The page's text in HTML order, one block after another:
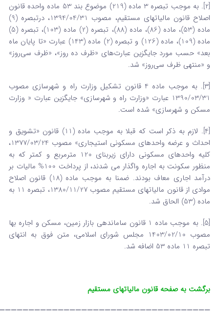
[2]. به موجب تبصره 3 ماده (219) موضوع بند 53 ماده واحده قانون
اصلاح قانون مالیات­های مستقیم، مصوب 1394/04/31، درتبصره (9)
ماده (53)، ماده (86)، ماده (88)، تبصره (2) ماده (103)، تبصره (5)
ماده (109)، ماده (126) و تبصره (2) ماده (143) عبارت «تا پایان ماه
بعد» حسب مورد جایگزین عبارت‌های «ظرف ده ‌روز»، «ظرف سی‌روز»
و «منتهی ظرف سی‌روز» شد.
[3]. به موجب ماده 4 قانون تشکیل وزارت راه و شهرسازی مصوب
1390/03/31 عبارت «وزارت راه و شهرسازی» جایگزین عبارت « وزارت
مسکن و شهرسازی» شده است.
[4]. لازم به ذکر است که قبلا به موجب ماده (11) قانون «تشویق و
احداث و عرضه واحدهای مسکونی استیجاری» مصوب 1377/03/24،
کلیه واحدهای مسکونی دارای زیربنای 120 مترمربع و کمتر که به
منظور سکونت به اجاره واگذار می ­شدند، از پرداخت 100% مالیات بر
درآمد اجاری معاف بودند. ضمنا به موجب ماده (18) قانون اصلاح
موادی از قانون مالیاتهای مستقیم مصوب 1380/11/27، تبصره 11 به
ماده (53) الحاق شد.
[5]. به موجب ماده 1 قانون ساماندهی بازار زمین، مسکن و اجاره بها
مصوب 1403/02/10 مجلس شورای اسلامی، متن فوق به انتهای
تبصره 11 ماده 53 اضافه شد.
برگشت به صفحه قانون مالیاتهای مستقیم